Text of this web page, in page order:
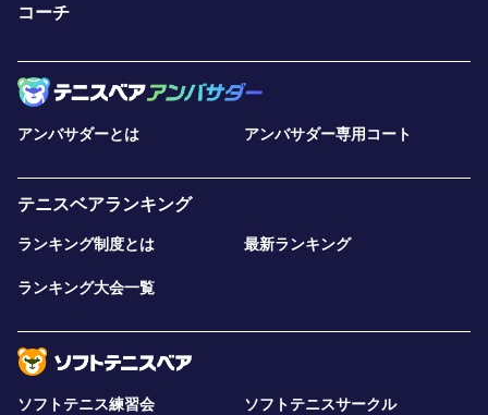
コーチ
アンバサダーとは アンバサダー専用コート
テニスベアランキング
ランキング制度とは 最新ランキング
ランキング大会一覧
ソフトテニス練習会 ソフトテニスサークル